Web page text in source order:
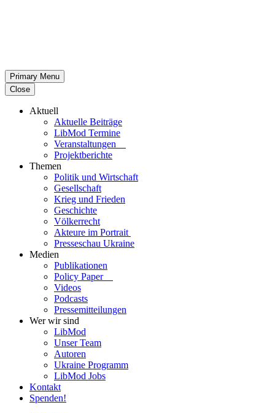
Primary Menu
Close
Aktuell
Aktu­elle Beiträge
LibMod Termine
Ver­an­stal­tun­gen
Pro­jekt­be­richte
Themen
Politik und Wirtschaft
Gesell­schaft
Krieg und Frieden
Geschichte
Völ­ker­recht
Akteure im Portrait
Pres­se­schau Ukraine
Medien
Publi­ka­tio­nen
Policy Paper
Videos
Pod­casts
Pres­se­mit­tei­lun­gen
Wer wir sind
LibMod
Unser Team
Autoren
Ukraine Pro­gramm
LibMod Jobs
Kontakt
Spenden!